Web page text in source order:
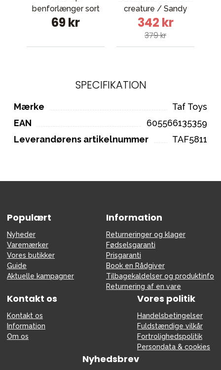
benforlænger sort
69 kr
creature / Sandy
1032
342 kr
379 kr
SPECIFIKATION
Mærke
Taf Toys
EAN
605566135359
Leverandørens artikelnummer
TAF5811
Populært
Nyheder
Varemærker
Vores butikker
Guide
Aktuelle kampagner
Information
Returneringer og klager
Fødselsgaranti
Prisgaranti
Book en Rådgiver
Tilbagekaldelser og produktinfo
Returnering af en vare
Kontakt os
Kontakt os
Information
Om os
Vores politik
Handelsbetingelser
Fuldstændige vilkår
Fortrolighedspolitik
Persondata & cookies
Nyhedsbrev